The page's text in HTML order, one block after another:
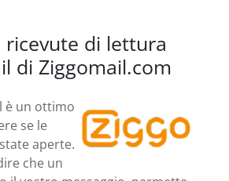
ricevute di lettura
di Ziggomail.com
è un ottimo
se le
aperte.
che un